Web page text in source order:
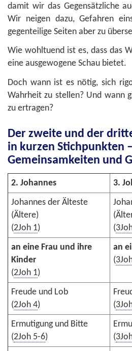
damit wir das Gegensätzliche
Wir neigen dazu, Gefahren
gegenteilige Seiten aber zu
Wie wohltuend ist es, dass das
eine ausgewogene Schau bietet.
Doch wann ist es nötig, sich
Wahrheit zu stellen? Und wann
zu ertragen?
Der zweite und der
in kurzen Stichpunkten –
Gemeinsamkeiten und
2. Johannes
3.
Johannes der Älteste
(Ältere)
(2Joh 1)
(
an eine Frau und ihre
Kinder
(2Joh 1)
an
(
Freude und Lob
(2Joh 4)
(
Ermutigung und Bitte
(2Joh 5-6)
(